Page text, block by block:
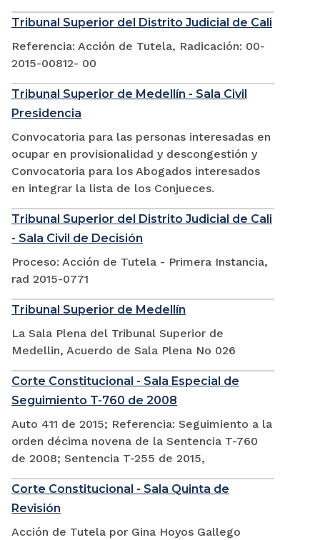
Tribunal Superior del Distrito Judicial de Cali
Referencia: Acción de Tutela, Radicación: 00-
2015-00812- 00
Tribunal Superior de Medellín - Sala Civil
Presidencia
Convocatoria para las personas interesadas en
ocupar en provisionalidad y descongestión y
Convocatoria para los Abogados interesados
en integrar la lista de los Conjueces.
Tribunal Superior del Distrito Judicial de Cali
- Sala Civil de Decisión
Proceso: Acción de Tutela - Primera Instancia,
rad 2015-0771
Tribunal Superior de Medellín
La Sala Plena del Tribunal Superior de
Medellin, Acuerdo de Sala Plena No 026
Corte Constitucional - Sala Especial de
Seguimiento T-760 de 2008
Auto 411 de 2015; Referencia: Seguimiento a la
orden décima novena de la Sentencia T-760
de 2008; Sentencia T-255 de 2015,
Corte Constitucional - Sala Quinta de
Revisión
Acción de Tutela por Gina Hoyos Gallego